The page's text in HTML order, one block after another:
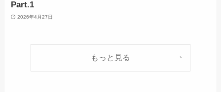
Part.1
2026年4月27日
もっと見る